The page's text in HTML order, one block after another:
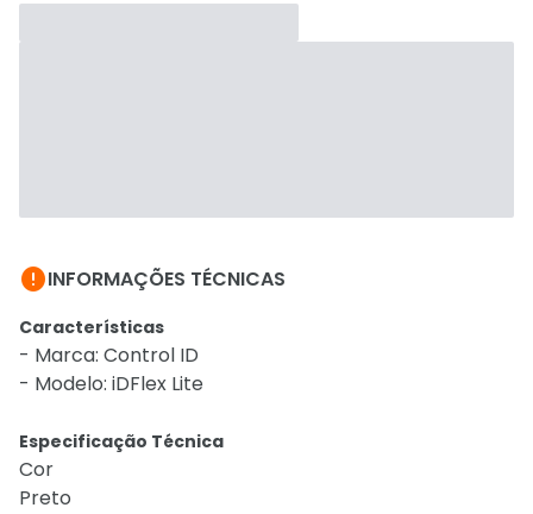
INFORMAÇÕES TÉCNICAS
Características
- Marca: Control ID
- Modelo: iDFlex Lite
Especificação Técnica
Cor
Preto